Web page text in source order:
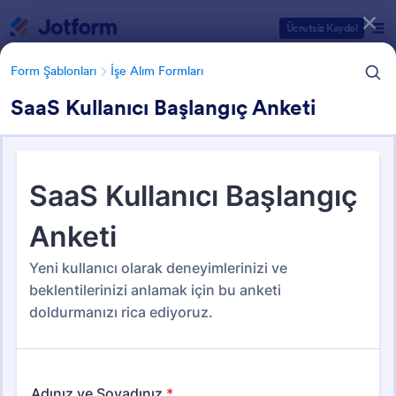
Ücretsiz Kaydol
Form Şablonları İşe Alım Formları
SaaS Kullanıcı Başlangıç Anketi
Form Şablonları İşe Alım Formları
İşe Alım Formları
Form Şablonu Kategorileri